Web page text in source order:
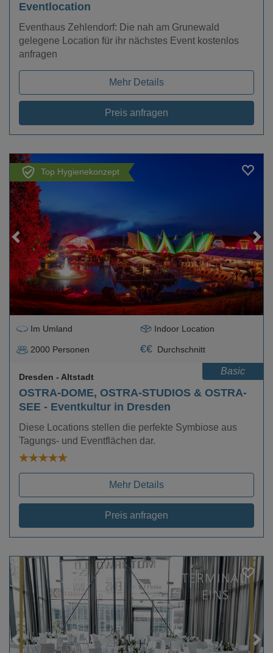
Eventlocation
Eventhaus Zehlendorf: Die nah am Grunewald
gelegene Location für ihr nächstes Event kostenlos
anfragen
Mehr Details
Preis anfragen
Top Hygienekonzept
Loading...
Im Umland Indoor Location
2000 Personen €€ Durchschnitt
Basic
OSTRA-DOME, OSTRA-STUDIOS & OSTRA-
SEE - Eventkultur in Dresden
Dresden - Altstadt
Diese Locations stellen die perfekte Symbiose aus
Tagungs- und Eventflächen dar.
Mehr Details
Preis anfragen
Loading...